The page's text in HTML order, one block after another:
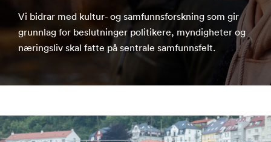
Vi bidrar med kultur- og samfunnsforskning som gir
grunnlag for beslutninger politikere, myndigheter og
næringsliv skal fatte på sentrale samfunnsfelt.